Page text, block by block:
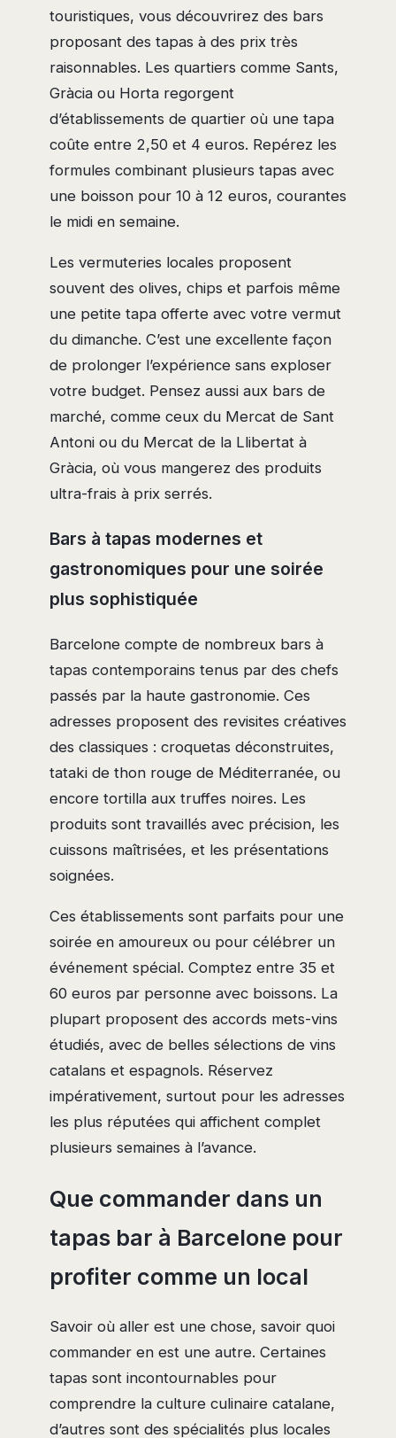
touristiques, vous découvrirez des bars
proposant des tapas à des prix très
raisonnables. Les quartiers comme Sants,
Gràcia ou Horta regorgent
d’établissements de quartier où une tapa
coûte entre 2,50 et 4 euros. Repérez les
formules combinant plusieurs tapas avec
une boisson pour 10 à 12 euros, courantes
le midi en semaine.
Les vermuteries locales proposent
souvent des olives, chips et parfois même
une petite tapa offerte avec votre vermut
du dimanche. C’est une excellente façon
de prolonger l’expérience sans exploser
votre budget. Pensez aussi aux bars de
marché, comme ceux du Mercat de Sant
Antoni ou du Mercat de la Llibertat à
Gràcia, où vous mangerez des produits
ultra-frais à prix serrés.
Bars à tapas modernes et
gastronomiques pour une soirée
plus sophistiquée
Barcelone compte de nombreux bars à
tapas contemporains tenus par des chefs
passés par la haute gastronomie. Ces
adresses proposent des revisites créatives
des classiques : croquetas déconstruites,
tataki de thon rouge de Méditerranée, ou
encore tortilla aux truffes noires. Les
produits sont travaillés avec précision, les
cuissons maîtrisées, et les présentations
soignées.
Ces établissements sont parfaits pour une
soirée en amoureux ou pour célébrer un
événement spécial. Comptez entre 35 et
60 euros par personne avec boissons. La
plupart proposent des accords mets-vins
étudiés, avec de belles sélections de vins
catalans et espagnols. Réservez
impérativement, surtout pour les adresses
les plus réputées qui affichent complet
plusieurs semaines à l’avance.
Que commander dans un
tapas bar à Barcelone pour
profiter comme un local
Savoir où aller est une chose, savoir quoi
commander en est une autre. Certaines
tapas sont incontournables pour
comprendre la culture culinaire catalane,
d’autres sont des spécialités plus locales